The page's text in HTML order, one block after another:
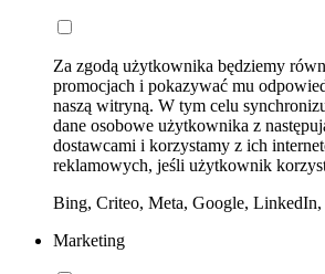
Za zgodą użytkownika będziemy
promocjach i pokazywać mu
naszą witryną. W tym celu
dane osobowe użytkownika z
dostawcami i korzystamy z ich
reklamowych, jeśli użytkownik
Bing, Criteo, Meta, Google,
Marketing